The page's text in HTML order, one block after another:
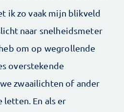
ik zo vaak mijn blikveld
naar snelheidsmeter
om op wegrollende
overstekende
zwaailichten of ander
letten. En als er